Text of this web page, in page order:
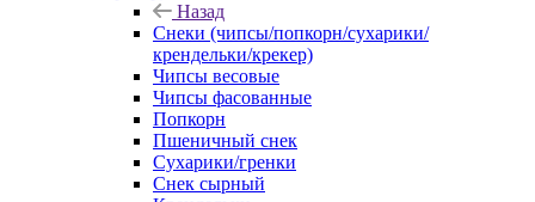
Назад
Снеки (чипсы/попкорн/сухарики/
крендельки/крекер)
Чипсы весовые
Чипсы фасованные
Попкорн
Пшеничный снек
Сухарики/гренки
Снек сырный